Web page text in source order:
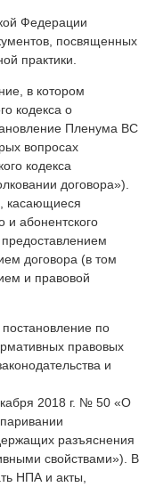
Федерации
посвященных
практики.
в котором
кодекса о
Пленума ВС
вопросах
кодекса
договора»).
касающиеся
и абонентского
договора (в том
и правовой
по
правовых
и
2018 г. № 50 «О
разъяснения
свойствами»). В
НПА и акты,